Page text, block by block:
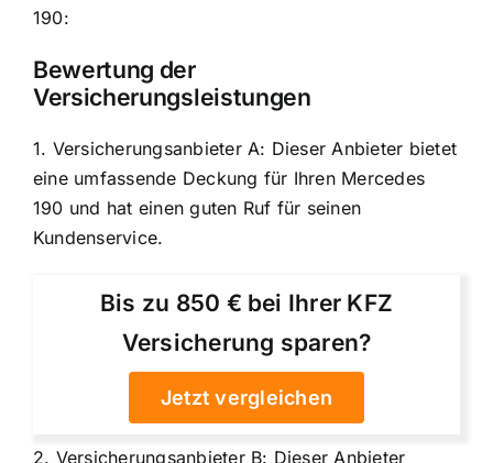
190:
Bewertung der
Versicherungsleistungen
1. Versicherungsanbieter A: Dieser Anbieter bietet
eine umfassende Deckung für Ihren Mercedes
190 und hat einen guten Ruf für seinen
Kundenservice.
Bis zu 850 € bei Ihrer KFZ
Versicherung sparen?
Jetzt vergleichen
2. Versicherungsanbieter B: Dieser Anbieter